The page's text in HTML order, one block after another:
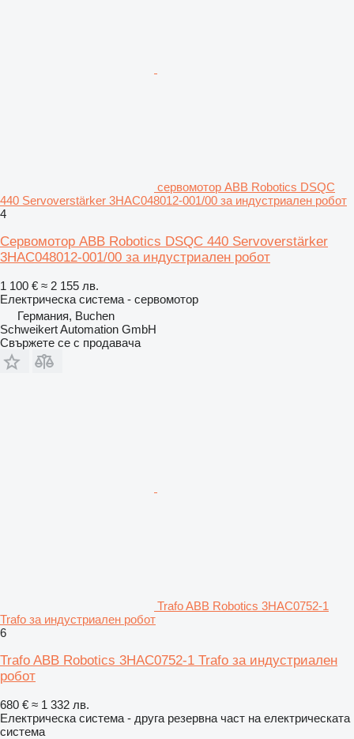
сервомотор ABB Robotics DSQC
440 Servoverstärker 3HAC048012-001/00 за индустриален робот
4
Сервомотор ABB Robotics DSQC 440 Servoverstärker
3HAC048012-001/00 за индустриален робот
1 100 € ≈ 2 155 лв.
Електрическа система - сервомотор
Германия, Buchen
Schweikert Automation GmbH
Свържете се с продавача
Trafo ABB Robotics 3HAC0752-1
Trafo за индустриален робот
6
Trafo ABB Robotics 3HAC0752-1 Trafo за индустриален
робот
680 € ≈ 1 332 лв.
Електрическа система - друга резервна част на електрическата
система